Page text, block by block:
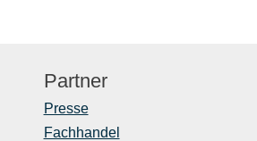
Partner
Presse
Fachhandel